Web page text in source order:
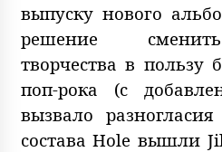
выпуску нового
решение
творчества в пользу
поп-рока (с
вызвало
состава Hole вышли